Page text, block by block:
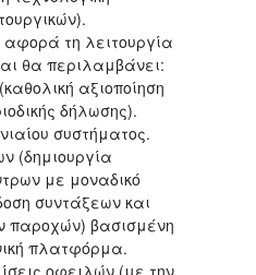
τη λειτουργία
θα περιλαμβάνει:
αξιοποίηση
δήλωσης).
συστήματος.
(δημιουργία
με μοναδικό
συντάξεων και
παροχών) βασισμένη
πλατφόρμα.
οφειλών (με την